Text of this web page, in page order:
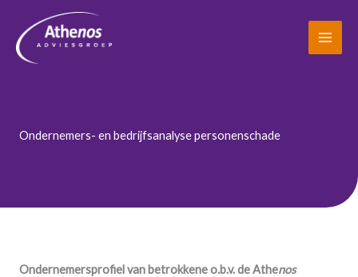
naar
Ondernemers- en bedrijfsanalyse personenschade
Ondernemersprofiel van betrokkene o.b.v. de Athenos